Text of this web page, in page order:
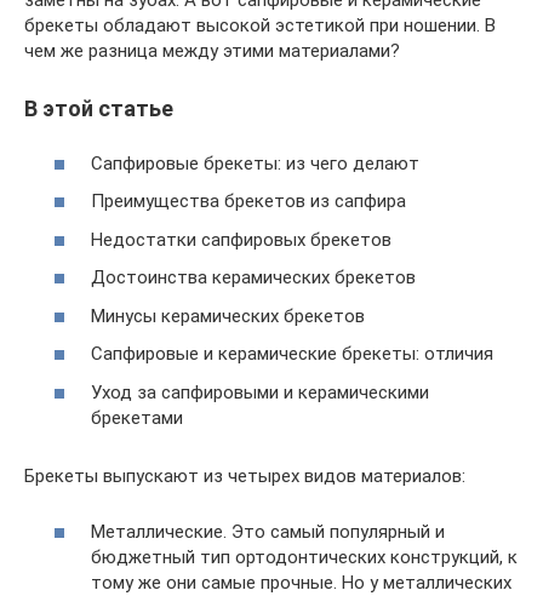
брекеты обладают высокой эстетикой при ношении. В
чем же разница между этими материалами?
В этой статье
Сапфировые брекеты: из чего делают
Преимущества брекетов из сапфира
Недостатки сапфировых брекетов
Достоинства керамических брекетов
Минусы керамических брекетов
Сапфировые и керамические брекеты: отличия
Уход за сапфировыми и керамическими
брекетами
Брекеты выпускают из четырех видов материалов:
Металлические. Это самый популярный и
бюджетный тип ортодонтических конструкций, к
тому же они самые прочные. Но у металлических